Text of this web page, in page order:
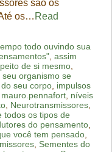
são os
os… Read
todo ouvindo sua
, assim
de si mesmo,
seu organismo se
seu corpo, impulsos
mauro.pennafort, níveis
, Neurotransmissores,
todos os tipos de
do pensamento,
você tem pensado,
, Sementes do